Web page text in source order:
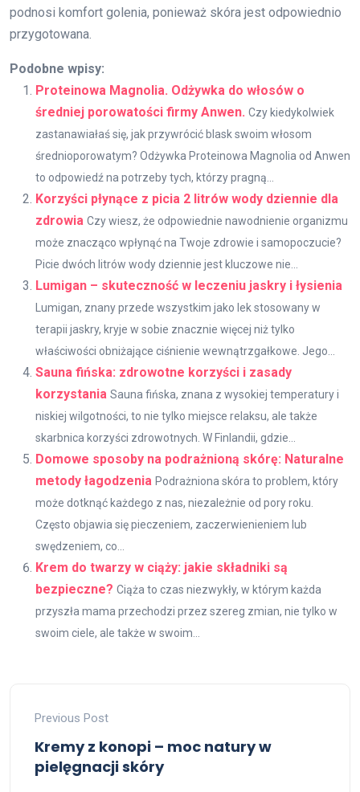
podnosi komfort golenia, ponieważ skóra jest odpowiednio
przygotowana.
Podobne wpisy:
Proteinowa Magnolia. Odżywka do włosów o
średniej porowatości firmy Anwen. Czy kiedykolwiek
zastanawiałaś się, jak przywrócić blask swoim włosom
średnioporowatym? Odżywka Proteinowa Magnolia od Anwen
to odpowiedź na potrzeby tych, którzy pragną...
Korzyści płynące z picia 2 litrów wody dziennie dla
zdrowia Czy wiesz, że odpowiednie nawodnienie organizmu
może znacząco wpłynąć na Twoje zdrowie i samopoczucie?
Picie dwóch litrów wody dziennie jest kluczowe nie...
Lumigan – skuteczność w leczeniu jaskry i łysienia
Lumigan, znany przede wszystkim jako lek stosowany w
terapii jaskry, kryje w sobie znacznie więcej niż tylko
właściwości obniżające ciśnienie wewnątrzgałkowe. Jego...
Sauna fińska: zdrowotne korzyści i zasady
korzystania Sauna fińska, znana z wysokiej temperatury i
niskiej wilgotności, to nie tylko miejsce relaksu, ale także
skarbnica korzyści zdrowotnych. W Finlandii, gdzie...
Domowe sposoby na podrażnioną skórę: Naturalne
metody łagodzenia Podrażniona skóra to problem, który
może dotknąć każdego z nas, niezależnie od pory roku.
Często objawia się pieczeniem, zaczerwienieniem lub
swędzeniem, co...
Krem do twarzy w ciąży: jakie składniki są
bezpieczne? Ciąża to czas niezwykły, w którym każda
przyszła mama przechodzi przez szereg zmian, nie tylko w
swoim ciele, ale także w swoim...
Previous Post
Kremy z konopi – moc natury w
pielęgnacji skóry